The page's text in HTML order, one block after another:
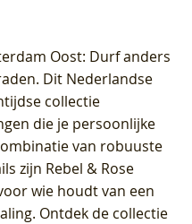
Oost: Durf anders
Dit Nederlandse
collectie
die je persoonlijke
van robuuste
zijn Rebel & Rose
wie houdt van een
Ontdek de collectie